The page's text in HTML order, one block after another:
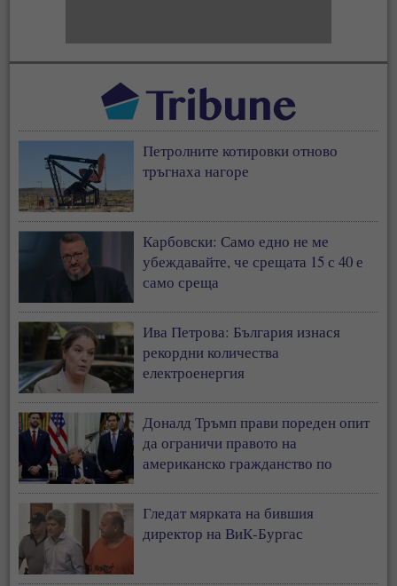
Петролните котировки отново
тръгнаха нагоре
Карбовски: Само едно не ме
убеждавайте, че срещата 15 с 40 е
само среща
Ива Петрова: България изнася
рекордни количества
електроенергия
Доналд Тръмп прави пореден опит
да ограничи правото на
американско гражданство по
Гледат мярката на бившия
директор на ВиК-Бургас